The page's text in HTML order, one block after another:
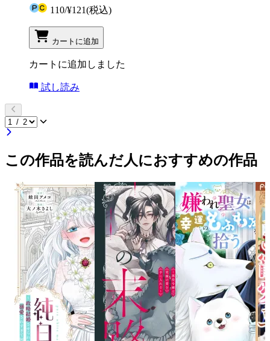
110/¥121(税込)
カートに追加
カートに追加しました
試し読み
この作品を読んだ人におすすめの作品